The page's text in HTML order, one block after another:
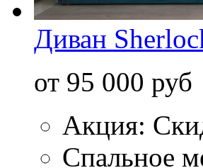
Диван
от 95 000 руб
Акция:
Спальное